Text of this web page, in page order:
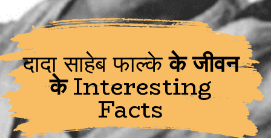
दादा साहेब फाल्केके जीवन
केInteresting
Facts